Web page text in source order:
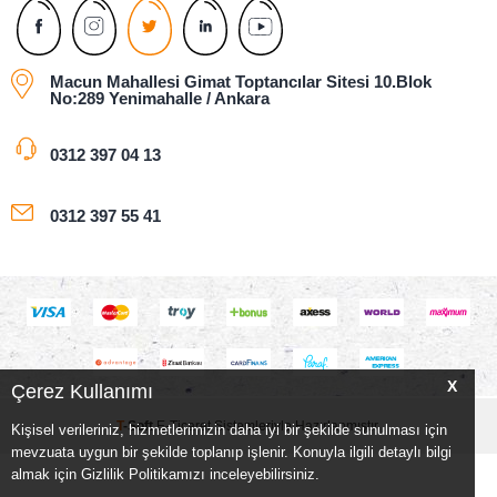
X
Çerez Kullanımı
Kişisel verileriniz, hizmetlerimizin daha iyi bir şekilde sunulması için
mevzuata uygun bir şekilde toplanıp işlenir. Konuyla ilgili detaylı bilgi
almak için Gizlilik Politikamızı inceleyebilirsiniz.
Macun Mahallesi Gimat Toptancılar Sitesi 10.Blok
No:289 Yenimahalle / Ankara
0312 397 04 13
0312 397 55 41
T-SoftE-TicaretSistemleriyle Hazırlanmıştır.